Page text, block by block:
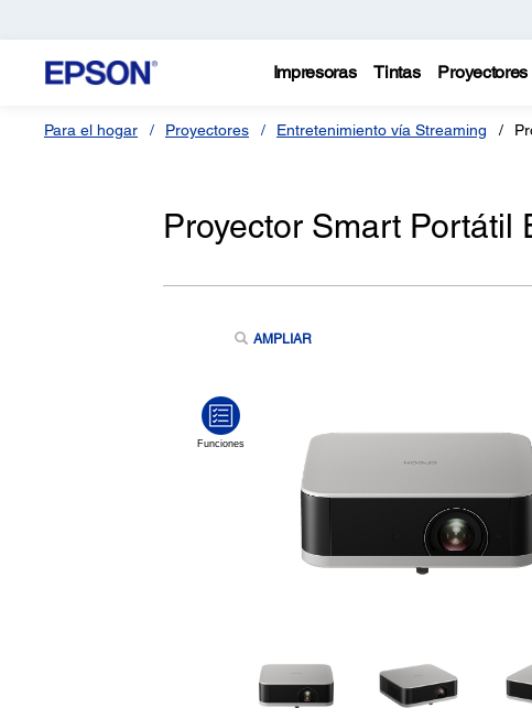
Impresoras Tintas Proyectores
Para el hogar Proyectores Entretenimiento vía Streaming
Proyector Smart Portátil
AMPLIAR